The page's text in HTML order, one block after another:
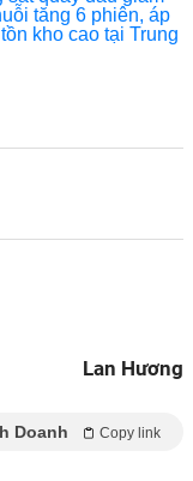
Lan Hương
Doanh Copy link